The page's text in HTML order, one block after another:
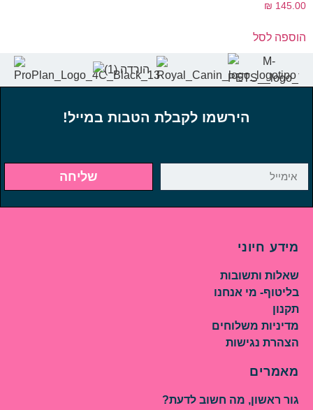
₪ 145.00
הוספה לסל
הירשמו לקבלת הטבות במייל!
שליחה
מידע חיוני
שאלות ותשובות
בליטוף- מי אנחנו
תקנון
מדיניות משלוחים
הצהרת נגישות
מאמרים
גור ראשון, מה חשוב לדעת?